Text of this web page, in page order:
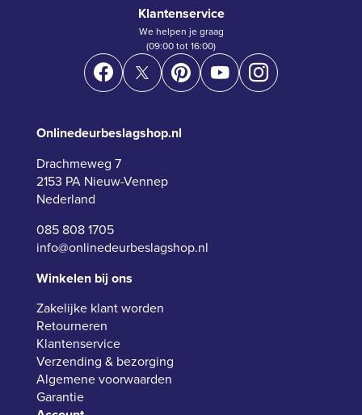
Klantenservice
We helpen je graag
(09:00 tot 16:00)
Onlinedeurbeslagshop.nl
Drachmeweg 7
2153 PA Nieuw-Vennep
Nederland
085 808 1705
info@onlinedeurbeslagshop.nl
Winkelen bij ons
Zakelijke klant worden
Retourneren
Klantenservice
Verzending & bezorging
Algemene voorwaarden
Garantie